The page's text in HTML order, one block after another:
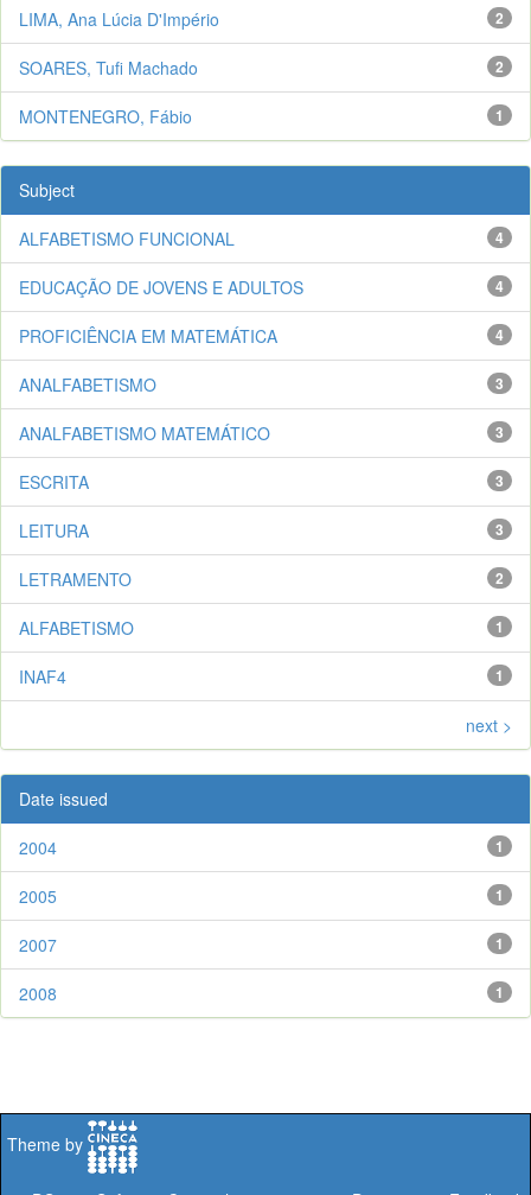
2
LIMA, Ana Lúcia D'Império
2
SOARES, Tufi Machado
1
MONTENEGRO, Fábio
Subject
4
ALFABETISMO FUNCIONAL
4
EDUCAÇÃO DE JOVENS E ADULTOS
4
PROFICIÊNCIA EM MATEMÁTICA
3
ANALFABETISMO
3
ANALFABETISMO MATEMÁTICO
3
ESCRITA
3
LEITURA
2
LETRAMENTO
1
ALFABETISMO
1
INAF4
next >
Date issued
1
2004
1
2005
1
2007
1
2008
Theme by